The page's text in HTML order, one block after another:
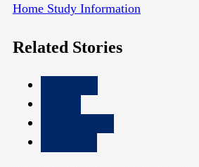
Home Study Information
Related Stories